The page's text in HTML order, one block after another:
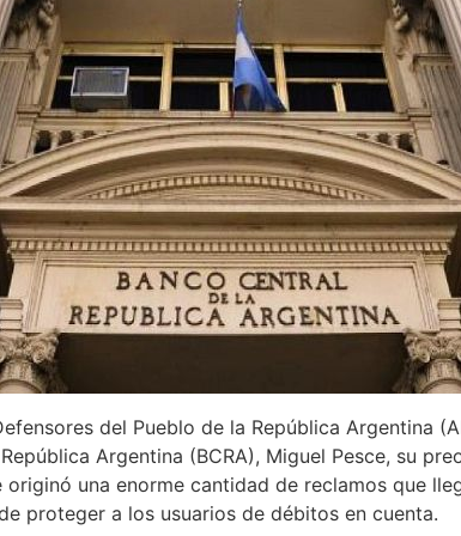
del Pueblo de la República Argentina
Argentina (BCRA), Miguel Pesce, su
una enorme cantidad de reclamos que
proteger a los usuarios de débitos en cuenta.